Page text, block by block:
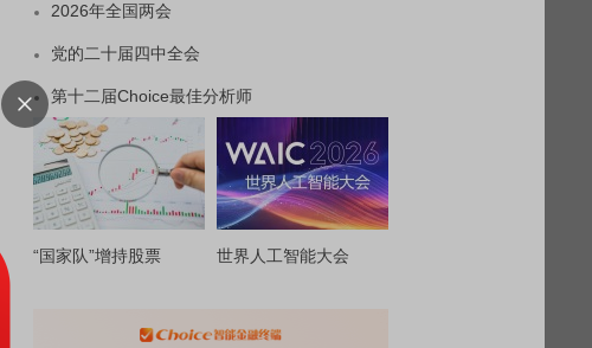
2026年全国两会
党的二十届四中全会
第十二届Choice最佳分析师
“国家队”增持股票 世界人工智能大会